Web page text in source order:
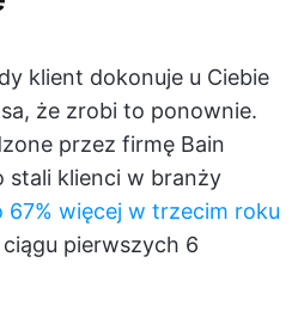
klient dokonuje u Ciebie
że zrobi to ponownie.
przez firmę Bain
stali klienci w branży
67% więcej w trzecim roku
pierwszych 6